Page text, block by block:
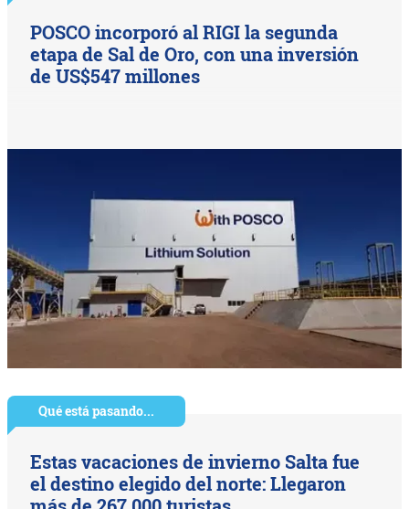
POSCO incorporó al RIGI la segunda
etapa de Sal de Oro, con una inversión
de US$547 millones
Qué está pasando...
Estas vacaciones de invierno Salta fue
el destino elegido del norte: Llegaron